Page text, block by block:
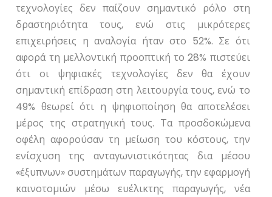
τεχνολογίες δεν παίζουν σημαντικό ρόλο στη
δραστηριότητα τους, ενώ στις μικρότερες
επιχειρήσεις η αναλογία ήταν στο 52%. Σε ότι
αφορά τη μελλοντική προοπτική το 28% πιστεύει
ότι οι ψηφιακές τεχνολογίες δεν θα έχουν
σημαντική επίδραση στη λειτουργία τους, ενώ το
49% θεωρεί ότι η ψηφιοποίηση θα αποτελέσει
μέρος της στρατηγική τους. Τα προσδοκώμενα
οφέλη αφορούσαν τη μείωση του κόστους, την
ενίσχυση της ανταγωνιστικότητας δια μέσου
«έξυπνων» συστημάτων παραγωγής, την εφαρμογή
καινοτομιών μέσω ευέλικτης παραγωγής, νέα